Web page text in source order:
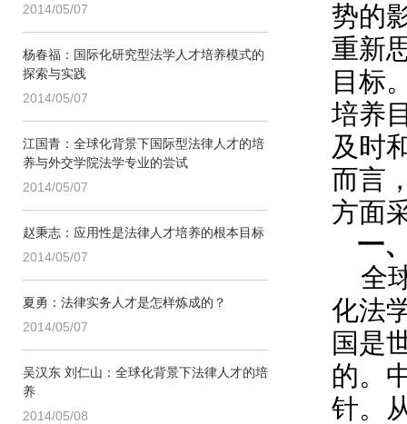
2014/05/07
杨春福：国际化研究型法学人才培养模式的
探索与实践
2014/05/07
江国青：全球化背景下国际型法律人才的培
养与外交学院法学专业的尝试
2014/05/07
赵秉志：应用性是法律人才培养的根本目标
2014/05/07
夏勇：法律实务人才是怎样炼成的？
2014/05/07
吴汉东 刘仁山：全球化背景下法律人才的培
养
2014/05/08
势的
重新
目标
培养
及时
而言
方面
一
全
化法
国是
的。
针。